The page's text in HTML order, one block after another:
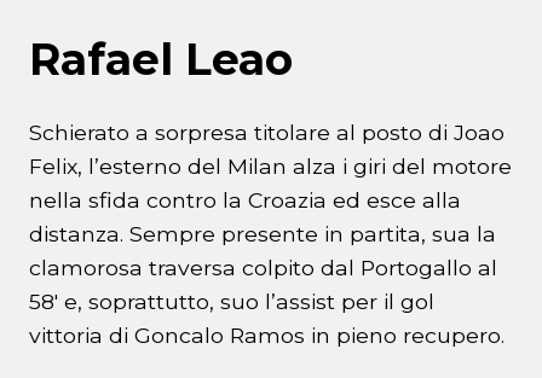
Rafael Leao
Schierato a sorpresa titolare al posto di Joao
Felix, l’esterno del Milan alza i giri del motore
nella sfida contro la Croazia ed esce alla
distanza. Sempre presente in partita, sua la
clamorosa traversa colpito dal Portogallo al
58′ e, soprattutto, suo l’assist per il gol
vittoria di Goncalo Ramos in pieno recupero.